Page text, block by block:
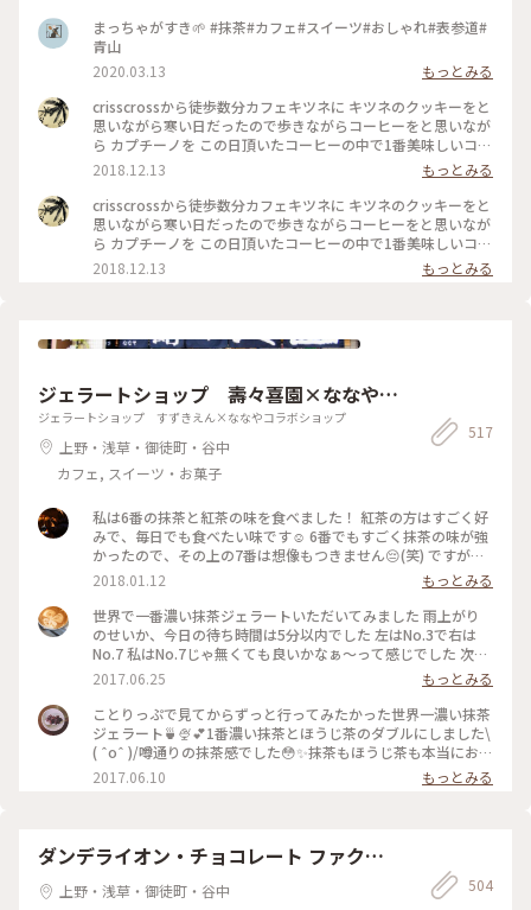
まっちゃがすき🌱 #抹茶#カフェ#スイーツ#おしゃれ#表参道#
青山
2020.03.13
もっとみる
crisscrossから徒歩数分カフェキツネに キツネのクッキーをと
思いながら寒い日だったので歩きながらコーヒーをと思いなが
ら カプチーノを この日頂いたコーヒーの中で1番美味しいコー
ヒーでした 店内も清潔感 綺麗な空間 #わたしの街#カフェ巡り
2018.12.13
もっとみる
crisscrossから徒歩数分カフェキツネに キツネのクッキーをと
思いながら寒い日だったので歩きながらコーヒーをと思いなが
ら カプチーノを この日頂いたコーヒーの中で1番美味しいコー
ヒーでした 店内も清潔感 綺麗な空間 #わたしの街#カフェ巡り
2018.12.13 もっとみる
ジェラートショップ 壽々喜園×ななやコ
ラボショップ
ジェラートショップ すずきえん×ななやコラボショップ
上野・浅草・御徒町・谷中
カフェ, スイーツ・お菓子
517
私は6番の抹茶と紅茶の味を食べました！ 紅茶の方はすごく好
みで、毎日でも食べたい味です☺️ 6番でもすごく抹茶の味が強
かったので、その上の7番は想像もつきません😔(笑) ですが、
抹茶好きな人にはとってもオススメです👌🏻浅草観光がてらお店
に立ち寄られてはどうでしょう👧🏻💗 #和スイーツ #ジェラー
ト #寿々喜園 #ななや
2018.01.12
もっとみる
世界で一番濃い抹茶ジェラートいただいてみました 雨上がり
のせいか、今日の待ち時間は5分以内でした 左はNo.3で右は
No.7 私はNo.7じゃ無くても良いかなぁ〜って感じでした 次回
はNo.4かNo.5を試してみたいなぁ〜
2017.06.25
もっとみる
ことりっぷで見てからずっと行ってみたかった世界一濃い抹茶
ジェラート🍵🍨💕1番濃い抹茶とほうじ茶のダブルにしました\
( ˆoˆ )/噂通りの抹茶感でした😳✨抹茶もほうじ茶も本当にお茶
そのもののジェラートで美味しかったです😌💓土曜のお昼過ぎ
で、行列ができていました💦でも行く価値ありです♪ #壽々喜
2017.06.10 もっとみる
ダンデライオン・チョコレート ファクト
リー&カフェ蔵前
上野・浅草・御徒町・谷中
504